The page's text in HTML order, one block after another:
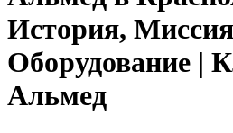
История,
Оборудование |
Альмед